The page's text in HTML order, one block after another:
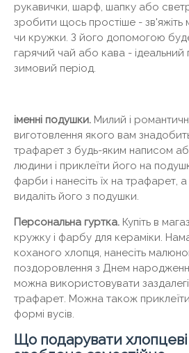
рукавички, шарф, шапку або
зробити щось простіше - зв'яжіть
чи кружки. З його допомогою
гарячий чай або кава -
зимовий період.
іменні подушки. Милий і
виготовлення якого вам
трафарет з будь-яким написом
людини і приклеїти його на
фарби і нанесіть їх на трафарет,
видаліть його з подушки.
Персональна гуртка. Купіть в
кружку і фарбу для кераміки.
коханого хлопця, нанесіть
поздоровлення з Днем
можна використовувати
трафарет. Можна також
формі вусів.
Що подарувати